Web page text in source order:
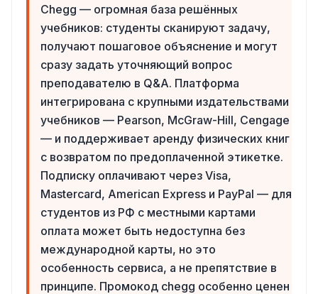
Chegg — огромная база решённых
учебников: студенты сканируют задачу,
получают пошаговое объяснение и могут
сразу задать уточняющий вопрос
преподавателю в Q&A. Платформа
интегрирована с крупными издательствами
учебников — Pearson, McGraw-Hill, Cengage
— и поддерживает аренду физических книг
с возвратом по предоплаченной этикетке.
Подписку оплачивают через Visa,
Mastercard, American Express и PayPal — для
студентов из РФ с местными картами
оплата может быть недоступна без
международной карты, но это
особенность сервиса, а не препятствие в
принципе. Промокод chegg особенно ценен